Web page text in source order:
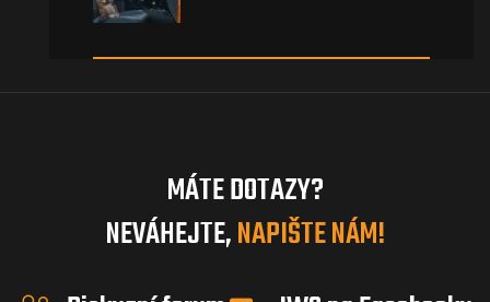
MÁTE DOTAZY?
NEVÁHEJTE,NAPIŠTE NÁM!